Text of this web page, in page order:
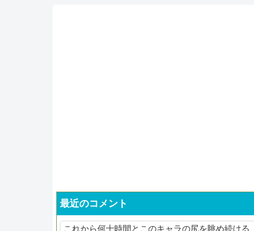
最近のコメント
これから何十時間とこのキャラの尻を眺め続ける